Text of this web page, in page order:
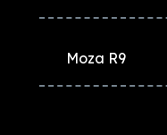
Moza R9